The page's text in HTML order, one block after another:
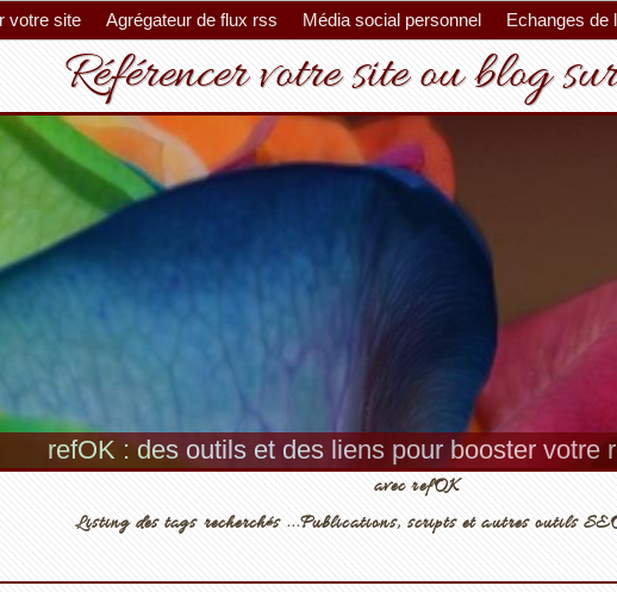
votre site Agrégateur de flux rss Média social personnel Echanges de
Référencer votre site ou blog
refOK : des outils et des liens pour booster votre
avec refOK
Listing des tags recherchés ...Publications, scripts et autres outils